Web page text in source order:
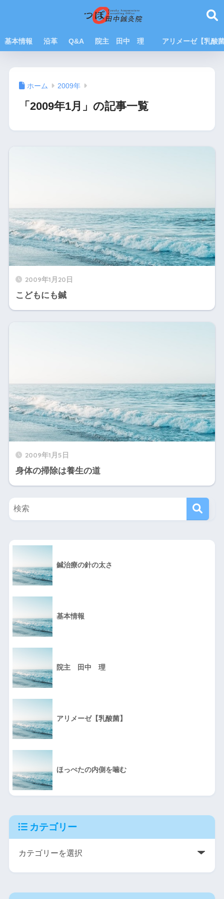
基本情報 沿革 Q&A 院主 田中 理 アリメーゼ【乳酸
ホーム 2009年
「2009年1月」の記事一覧
2009年1月20日
こどもにも鍼
2009年1月5日
身体の掃除は養生の道
鍼治療の針の太さ
基本情報
院主 田中 理
アリメーゼ【乳酸菌】
ほっぺたの内側を噛む
カテゴリー